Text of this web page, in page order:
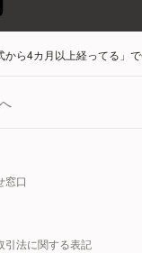
から4カ月以上経ってる」
窓口
引法に関する表記